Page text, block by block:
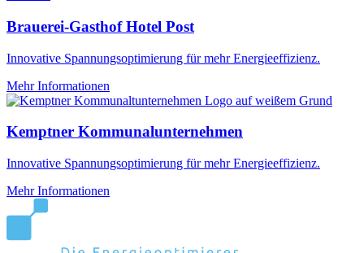
Brauerei-Gasthof Hotel Post
Innovative Spannungsoptimierung für mehr Energieeffizienz.
Mehr Informationen
Kemptner Kommunalunternehmen
Innovative Spannungsoptimierung für mehr Energieeffizienz.
Mehr Informationen